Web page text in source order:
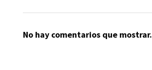
No hay comentarios que mostrar.